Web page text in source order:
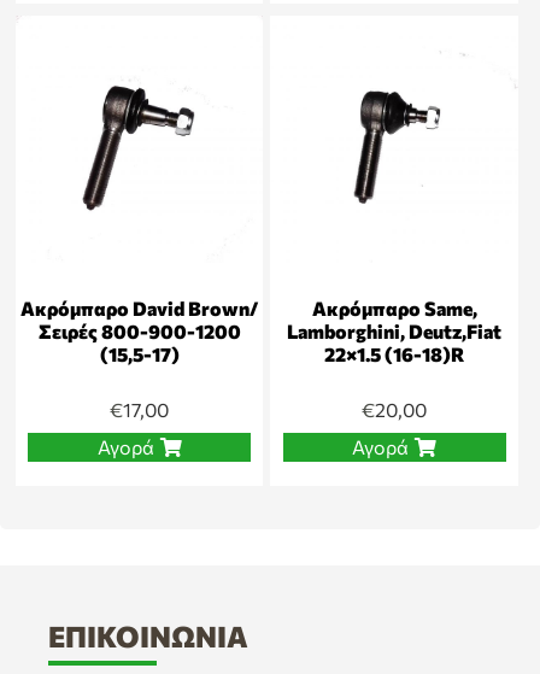
Ακρόμπαρο David Brown/
Σειρές 800-900-1200
(15,5-17)
€17,00
Αγορά
Ακρόμπαρο Same,
Lamborghini, Deutz,Fiat
22×1.5 (16-18)R
€20,00
Αγορά
ΕΠΙΚΟΙΝΩΝΊΑ